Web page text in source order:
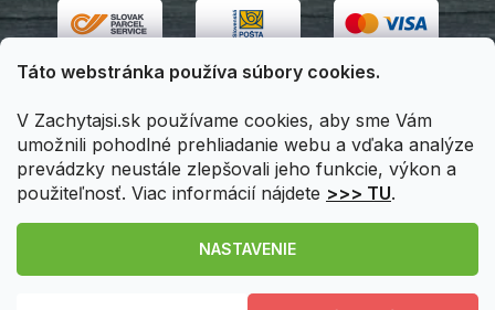
Táto webstránka používa súbory cookies.
V Zachytajsi.sk používame cookies, aby sme Vám
umožnili pohodlné prehliadanie webu a vďaka analýze
prevádzky neustále zlepšovali jeho funkcie, výkon a
použiteľnosť. Viac informácií nájdete >>> TU.
NASTAVENIE
Zachytajsi.sk